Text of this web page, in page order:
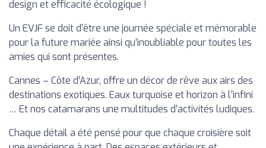
design et efficacité écologique !
Un EVJF se doit d’être une journée spéciale et mémorable
pour la future mariée ainsi qu’inoubliable pour toutes les
amies qui sont présentes.
Cannes – Côte d’Azur, offre un décor de rêve aux airs des
destinations exotiques. Eaux turquoise et horizon à l’infini
… Et nos catamarans une multitudes d’activités ludiques.
Chaque détail a été pensé pour que chaque croisière soit